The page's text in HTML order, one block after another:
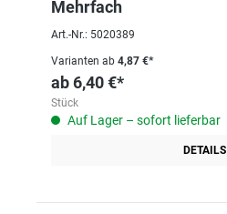
Mehrfach
Art.-Nr.: 5020389
Varianten ab 4,87 €*
ab6,40 €*
Stück
Auf Lager – sofort lieferbar
DETAILS